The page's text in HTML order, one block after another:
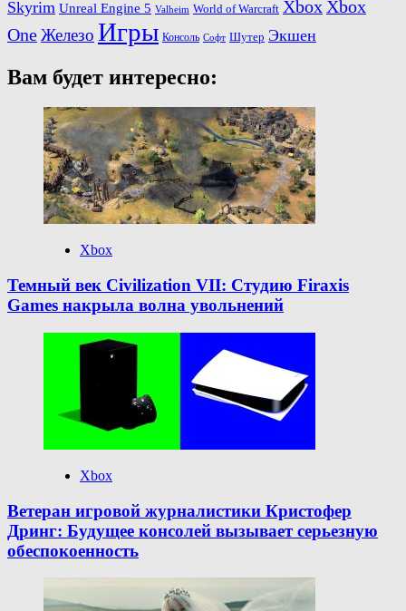
Skyrim Unreal Engine 5 Valheim World of Warcraft Xbox Xbox
OneЖелезо Игры Консоль Софт Шутер Экшен
Вам будет интересно:
Xbox
Темный век Civilization VII: Студию Firaxis
Games накрыла волна увольнений
Xbox
Ветеран игровой журналистики Кристофер
Дринг: Будущее консолей вызывает серьезную
обеспокоенность